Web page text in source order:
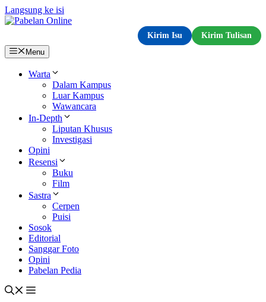
Langsung ke isi
Kirim Isu
Kirim Tulisan
Menu
Warta
Dalam Kampus
Luar Kampus
Wawancara
In-Depth
Liputan Khusus
Investigasi
Opini
Resensi
Buku
Film
Sastra
Cerpen
Puisi
Sosok
Editorial
Sanggar Foto
Opini
Pabelan Pedia